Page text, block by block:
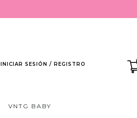
INICIAR SESIÓN / REGISTRO
VNTG BABY